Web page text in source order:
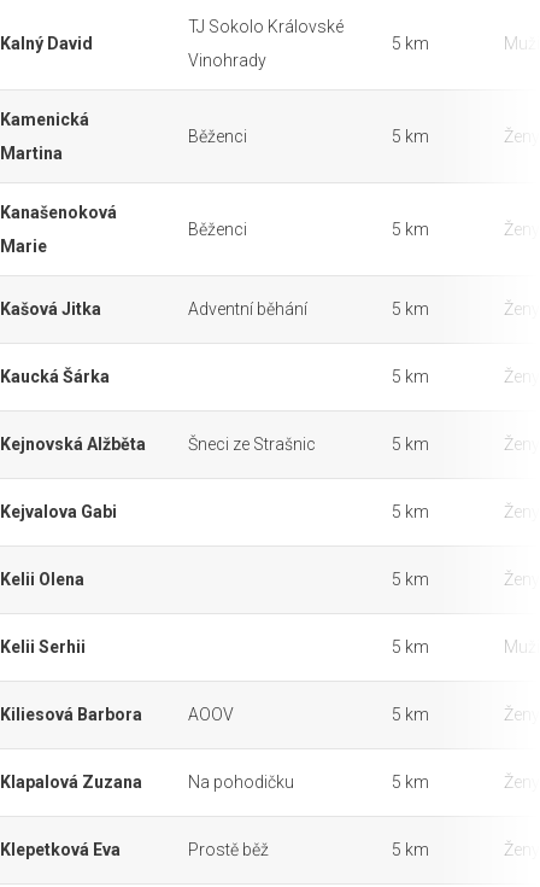
Kalný David
TJ Sokolo Královské
Vinohrady
5 km Muži
Kamenická
Martina
Běženci 5 km Ženy
Kanašenoková
Marie
Běženci 5 km Ženy
Kašová Jitka Adventní běhání 5 km Ženy
Kaucká Šárka 5 km Ženy
Kejnovská Alžběta Šneci ze Strašnic 5 km Ženy
Kejvalova Gabi 5 km Ženy
Kelii Olena 5 km Ženy
Kelii Serhii 5 km Muži
Kiliesová Barbora AOOV 5 km Ženy
Klapalová Zuzana Na pohodičku 5 km Ženy
Klepetková Eva Prostě běž 5 km Ženy